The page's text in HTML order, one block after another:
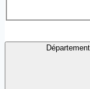
Département